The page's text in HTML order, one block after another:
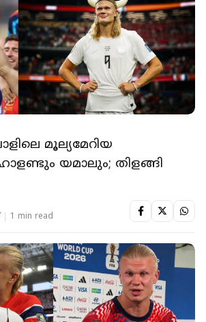
മൂല്യമേറിയ
യമാലും; തിളങ്ങി
1 min read